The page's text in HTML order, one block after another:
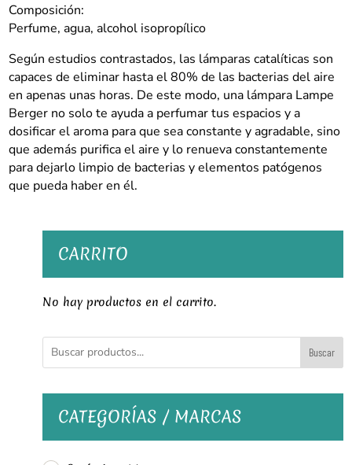
Composición:
Perfume, agua, alcohol isopropílico
Según estudios contrastados, las lámparas catalíticas son
capaces de eliminar hasta el 80% de las bacterias del aire
en apenas unas horas. De este modo, una lámpara Lampe
Berger no solo te ayuda a perfumar tus espacios y a
dosificar el aroma para que sea constante y agradable, sino
que además purifica el aire y lo renueva constantemente
para dejarlo limpio de bacterias y elementos patógenos
que pueda haber en él.
CARRITO
No hay productos en el carrito.
Buscar
CATEGORÍAS / MARCAS